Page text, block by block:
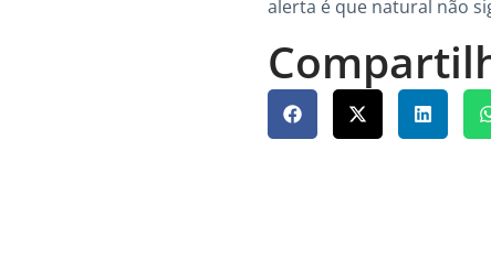
alerta é que natural não